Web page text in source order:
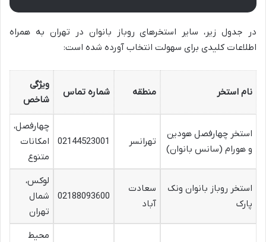
در جدول زیر، سایر استخرهای روباز بانوان در تهران به همراه
اطلاعات کلیدی برای سهولت انتخاب آورده شده است:
نام استخر منطقه شماره تماس
ویژگی
شاخص
استخر چهارفصل هودین
و هورام (سانس بانوان)
تهرانسر 02144523001
چهارفصل،
امکانات
متنوع
استخر روباز بانوان ونک
پارک
سعادت
آباد
02188093600
لوکس،
شمال
تهران
محیط